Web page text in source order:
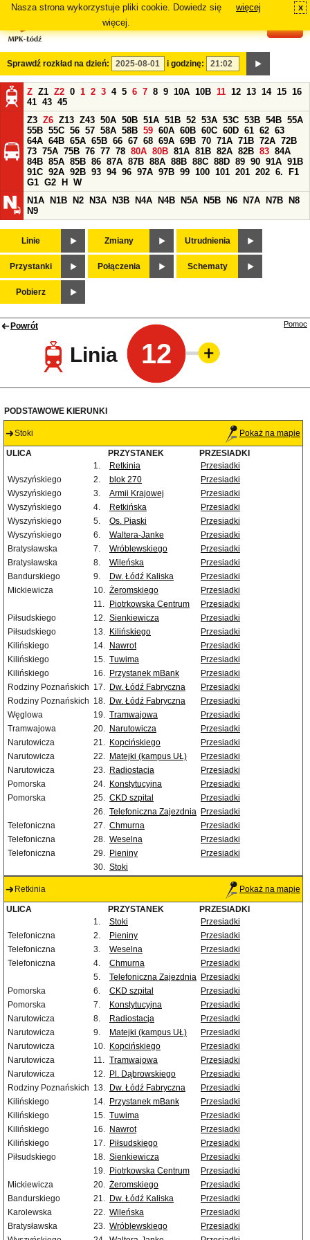
Nasza strona wykorzystuje pliki cookie. Dowiedz się
więcej.
więcej x
Sprawdź rozkład na dzień: i godzinę:
Z Z1 Z2 0 1 2 3 4 5 6 7 8 9 10A 10B 11 12 13 14 15 16
41 43 45
Z3 Z6 Z13 Z43 50A 50B 51A 51B 52 53A 53C 53B 54B 55A
55B 55C 56 57 58A 58B 59 60A 60B 60C 60D 61 62 63
64A 64B 65A 65B 66 67 68 69A 69B 70 71A 71B 72A 72B
73 75A 75B 76 77 78 80A 80B 81A 81B 82A 82B 83 84A
84B 85A 85B 86 87A 87B 88A 88B 88C 88D 89 90 91A 91B
91C 92A 92B 93 94 96 97A 97B 99 100 101 201 202 6.
F1
G1 G2 H
W
N1A
N1B N2 N3A N3B N4A N4B N5A N5B N6 N7A N7B
N8
N9
Linie Zmiany Utrudnienia
Przystanki Połączenia Schematy
Pobierz
Powrót
Linia 12
Pomoc
PODSTAWOWE KIERUNKI
Stoki Pokaż na mapie
ULICA PRZYSTANEK
PRZESIADKI
1.
Retkinia
Przesiadki
Wyszyńskiego
2. blok 270
Przesiadki
Wyszyńskiego
3. Armii Krajowej
Przesiadki
Wyszyńskiego
4. Retkińska
Przesiadki
Wyszyńskiego
5. Os. Piaski
Przesiadki
Wyszyńskiego
6. Waltera-Janke
Przesiadki
Bratysławska
7. Wróblewskiego
Przesiadki
Bratysławska
8. Wileńska
Przesiadki
Bandurskiego
9. Dw. Łódź Kaliska
Przesiadki
Mickiewicza
10. Żeromskiego
Przesiadki
11.
Piotrkowska Centrum
Przesiadki
Piłsudskiego
12. Sienkiewicza
Przesiadki
Piłsudskiego
13. Kilińskiego
Przesiadki
Kilińskiego
14. Nawrot
Przesiadki
Kilińskiego
15. Tuwima
Przesiadki
Kilińskiego
16. Przystanek mBank
Przesiadki
Rodziny Poznańskich 17. Dw. Łódź Fabryczna
Przesiadki
Rodziny Poznańskich 18. Dw. Łódź Fabryczna
Przesiadki
Węglowa
19. Tramwajowa
Przesiadki
Tramwajowa
20. Narutowicza
Przesiadki
Narutowicza
21. Kopcińskiego
Przesiadki
Narutowicza
22. Matejki (kampus UŁ)
Przesiadki
Narutowicza
23. Radiostacja
Przesiadki
Pomorska
24. Konstytucyjna
Przesiadki
Pomorska
25. CKD szpital
Przesiadki
26. Telefoniczna Zajezdnia Przesiadki
Telefoniczna
27. Chmurna
Przesiadki
Telefoniczna
28. Weselna
Przesiadki
Telefoniczna
29. Pieniny
Przesiadki
30. Stoki
Retkinia Pokaż na mapie
ULICA PRZYSTANEK
PRZESIADKI
1.
Stoki
Przesiadki
Telefoniczna
2. Pieniny
Przesiadki
Telefoniczna
3. Weselna
Przesiadki
Telefoniczna
4. Chmurna
Przesiadki
5.
Telefoniczna Zajezdnia Przesiadki
Pomorska
6. CKD szpital
Przesiadki
Pomorska
7. Konstytucyjna
Przesiadki
Narutowicza
8. Radiostacja
Przesiadki
Narutowicza
9. Matejki (kampus UŁ)
Przesiadki
Narutowicza
10. Kopcińskiego
Przesiadki
Narutowicza
11. Tramwajowa
Przesiadki
Narutowicza
12. Pl. Dąbrowskiego
Przesiadki
Rodziny Poznańskich 13. Dw. Łódź Fabryczna
Przesiadki
Kilińskiego
14. Przystanek mBank
Przesiadki
Kilińskiego
15. Tuwima
Przesiadki
Kilińskiego
16. Nawrot
Przesiadki
Kilińskiego
17. Piłsudskiego
Przesiadki
Piłsudskiego
18. Sienkiewicza
Przesiadki
19. Piotrkowska Centrum
Przesiadki
Mickiewicza
20. Żeromskiego
Przesiadki
Bandurskiego
21. Dw. Łódź Kaliska
Przesiadki
Karolewska
22. Wileńska
Przesiadki
Bratysławska
23. Wróblewskiego
Przesiadki